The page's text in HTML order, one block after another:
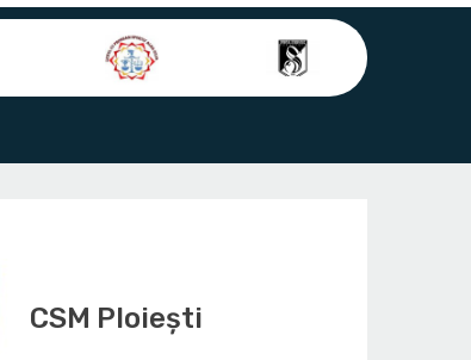
CSM Ploiești